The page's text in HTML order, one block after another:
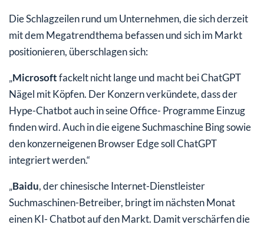
Die Schlagzeilen rund um Unternehmen, die sich derzeit
mit dem Megatrendthema befassen und sich im Markt
positionieren, überschlagen sich:
„Microsoftfackelt nicht lange und macht bei ChatGPT
Nägel mit Köpfen. Der Konzern verkündete, dass der
Hype-Chatbot auch in seine Office- Programme Einzug
finden wird. Auch in die eigene Suchmaschine Bing sowie
den konzerneigenen Browser Edge soll ChatGPT
integriert werden.“
„Baidu, der chinesische Internet-Dienstleister
Suchmaschinen-Betreiber, bringt im nächsten Monat
einen KI- Chatbot auf den Markt. Damit verschärfen die